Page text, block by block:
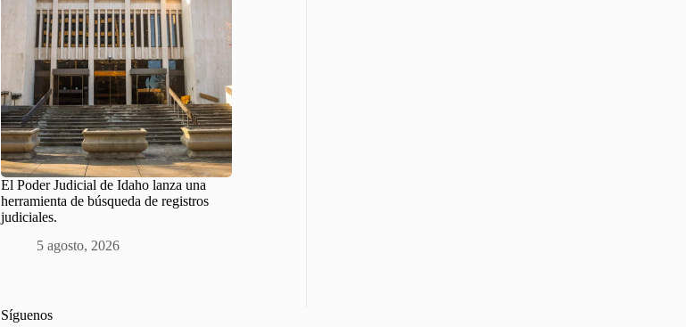
El Poder Judicial de Idaho lanza una
herramienta de búsqueda de registros
judiciales.
5 agosto, 2026
Síguenos